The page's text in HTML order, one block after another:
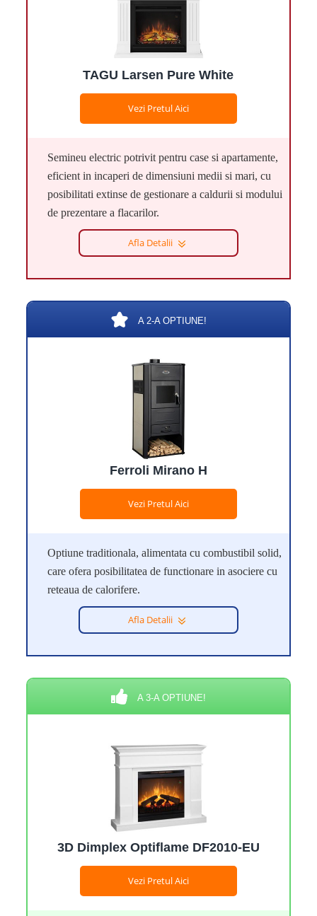
TAGU Larsen Pure White
Vezi Pretul Aici
Semineu electric potrivit pentru case si apartamente,
eficient in incaperi de dimensiuni medii si mari, cu
posibilitati extinse de gestionare a caldurii si modului
de prezentare a flacarilor.
Afla Detalii
A 2-A OPTIUNE!
Ferroli Mirano H
Vezi Pretul Aici
Optiune traditionala, alimentata cu combustibil solid,
care ofera posibilitatea de functionare in asociere cu
reteaua de calorifere.
Afla Detalii
A 3-A OPTIUNE!
3D Dimplex Optiflame DF2010-EU
Vezi Pretul Aici